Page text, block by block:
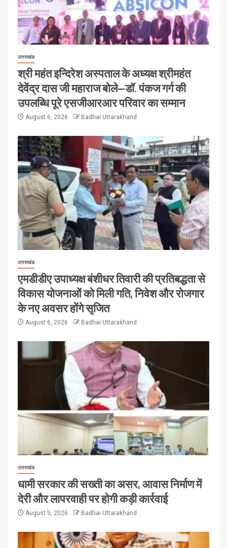
उत्तराखंड
श्री महंत इन्दिरेश अस्पताल के अध्यक्ष श्रीमहंत
देवेंद्र दास जी महाराज बोले—डॉ. पंकज गर्ग की
उपलब्धि पूरे एसजीआरआर परिवार का सम्मान
August 6, 2026 Badhai Uttarakhand
उत्तराखंड
एमडीडीए उपाध्यक्ष बंशीधर तिवारी की प्रतिबद्धता से
विकास योजनाओं को मिली गति, निवेश और रोजगार
के नए अवसर होंगे सृजित
August 6, 2026 Badhai Uttarakhand
उत्तराखंड
धामी सरकार की सख्ती का असर, आवास निर्माण में
देरी और लापरवाही पर होगी कड़ी कार्रवाई
August 5, 2026 Badhai Uttarakhand